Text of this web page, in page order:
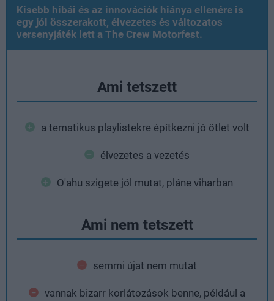
Kisebb hibái és az innovációk hiánya ellenére is
egy jól összerakott, élvezetes és változatos
versenyjáték lett a The Crew Motorfest.
Ami tetszett
a tematikus playlistekre építkezni jó ötlet volt
élvezetes a vezetés
O'ahu szigete jól mutat, pláne viharban
Ami nem tetszett
semmi újat nem mutat
vannak bizarr korlátozások benne, például a